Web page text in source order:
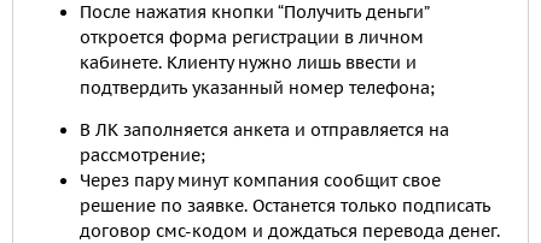
После нажатия кнопки “Получить деньги”
откроется форма регистрации в личном
кабинете. Клиенту нужно лишь ввести и
подтвердить указанный номер телефона;
В ЛК заполняется анкета и отправляется на
рассмотрение;
Через пару минут компания сообщит свое
решение по заявке. Останется только подписать
договор смс-кодом и дождаться перевода денег.